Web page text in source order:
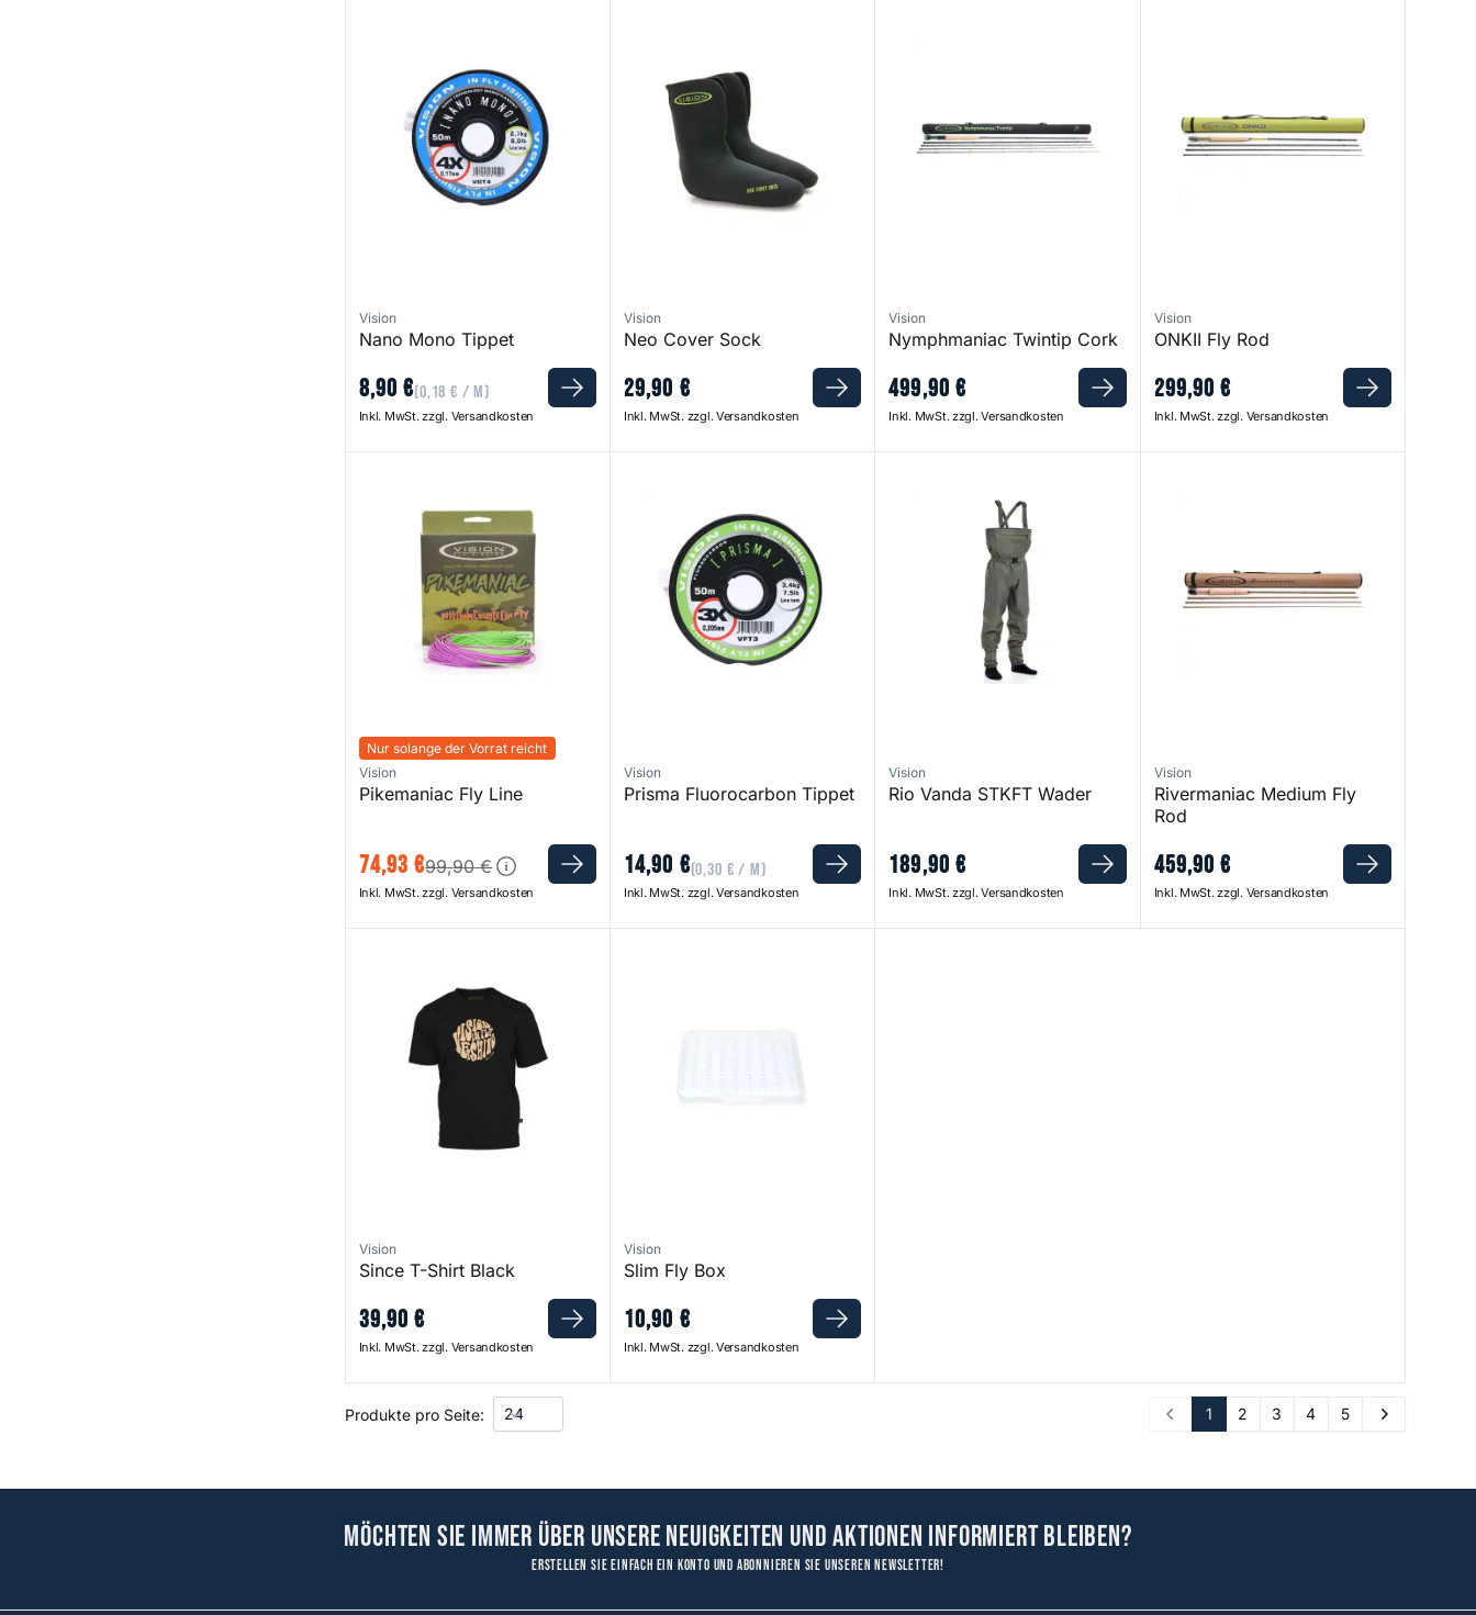
Vision
Nano Mono Tippet
8,90 €(0,18 € / m)
Inkl. MwSt. zzgl. Versandkosten
Vision
Neo Cover Sock
29,90 €
Inkl. MwSt. zzgl. Versandkosten
Vision
Nymphmaniac Twintip Cork
499,90 €
Inkl. MwSt. zzgl. Versandkosten
Vision
ONKII Fly Rod
299,90 €
Inkl. MwSt. zzgl. Versandkosten
Nur solange der Vorrat reicht
Vision
Pikemaniac Fly Line
74,93 €99,90 €
Inkl. MwSt. zzgl. Versandkosten
Vision
Prisma Fluorocarbon Tippet
14,90 €(0,30 € / m)
Inkl. MwSt. zzgl. Versandkosten
Vision
Rio Vanda STKFT Wader
189,90 €
Inkl. MwSt. zzgl. Versandkosten
Vision
Rivermaniac Medium Fly
Rod
459,90 €
Inkl. MwSt. zzgl. Versandkosten
Vision
Since T-Shirt Black
39,90 €
Inkl. MwSt. zzgl. Versandkosten
Vision
Slim Fly Box
10,90 €
Inkl. MwSt. zzgl. Versandkosten
Produkte pro Seite: Prev 1 2 3 4 5 Next
Möchten Sie immer über unsere Neuigkeiten und Aktionen informiert bleiben?
Erstellen Sie einfach ein Konto und abonnieren Sie unseren Newsletter!